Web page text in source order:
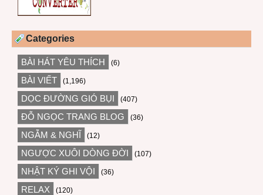
Categories
BÀI HÁT YÊU THÍCH (6)
BÀI VIẾT (1,196)
DỌC ĐƯỜNG GIÓ BỤI (407)
ĐỖ NGỌC TRANG BLOG (36)
NGẪM & NGHĨ (12)
NGƯỢC XUÔI DÒNG ĐỜI (107)
NHẬT KÝ GHI VỘI (36)
RELAX (120)